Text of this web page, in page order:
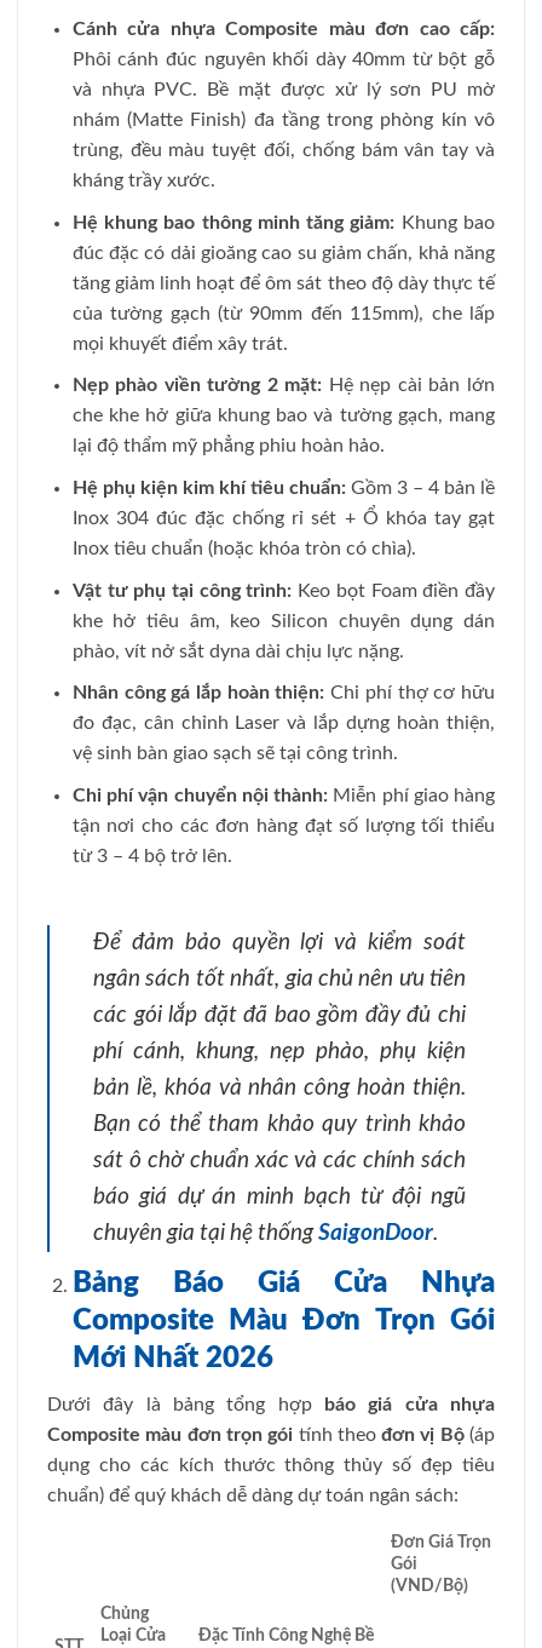
Cánh cửa nhựa Composite màu đơn cao cấp:
Phôi cánh đúc nguyên khối dày 40mm từ bột gỗ
và nhựa PVC. Bề mặt được xử lý sơn PU mờ
nhám (Matte Finish) đa tầng trong phòng kín vô
trùng, đều màu tuyệt đối, chống bám vân tay và
kháng trầy xước.
Hệ khung bao thông minh tăng giảm: Khung bao
đúc đặc có dải gioăng cao su giảm chấn, khả năng
tăng giảm linh hoạt để ôm sát theo độ dày thực tế
của tường gạch (từ 90mm đến 115mm), che lấp
mọi khuyết điểm xây trát.
Nẹp phào viền tường 2 mặt: Hệ nẹp cài bản lớn
che khe hở giữa khung bao và tường gạch, mang
lại độ thẩm mỹ phẳng phiu hoàn hảo.
Hệ phụ kiện kim khí tiêu chuẩn:Gồm 3 – 4 bản lề
Inox 304 đúc đặc chống rỉ sét + Ổ khóa tay gạt
Inox tiêu chuẩn (hoặc khóa tròn có chìa).
Vật tư phụ tại công trình: Keo bọt Foam điền đầy
khe hở tiêu âm, keo Silicon chuyên dụng dán
phào, vít nở sắt dyna dài chịu lực nặng.
Nhân công gá lắp hoàn thiện: Chi phí thợ cơ hữu
đo đạc, cân chỉnh Laser và lắp dựng hoàn thiện,
vệ sinh bàn giao sạch sẽ tại công trình.
Chi phí vận chuyển nội thành: Miễn phí giao hàng
tận nơi cho các đơn hàng đạt số lượng tối thiểu
từ 3 – 4 bộ trở lên.
Để đảm bảo quyền lợi và kiểm soát
ngân sách tốt nhất, gia chủ nên ưu tiên
các gói lắp đặt đã bao gồm đầy đủ chi
phí cánh, khung, nẹp phào, phụ kiện
bản lề, khóa và nhân công hoàn thiện.
Bạn có thể tham khảo quy trình khảo
sát ô chờ chuẩn xác và các chính sách
báo giá dự án minh bạch từ đội ngũ
chuyên gia tại hệ thốngSaigonDoor.
Bảng Báo Giá Cửa Nhựa
Composite Màu Đơn Trọn Gói
Mới Nhất 2026
Dưới đây là bảng tổng hợp
báo giá cửa nhựa
Composite màu đơn trọn gói tính theođơn vị Bộ(áp
dụng cho các kích thước thông thủy số đẹp tiêu
chuẩn) để quý khách dễ dàng dự toán ngân sách:
Chủng
Loại Cửa
Đặc Tính Công Nghệ Bề
Đơn Giá Trọn
Gói
(VND/Bộ)